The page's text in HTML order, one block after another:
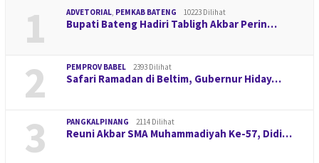
1 ADVETORIAL, PEMKAB BATENG 10223 Dilihat
Bupati Bateng Hadiri Tabligh Akbar Perin…
2 PEMPROV BABEL 2393 Dilihat
Safari Ramadan di Beltim, Gubernur Hiday…
3 PANGKALPINANG 2114 Dilihat
Reuni Akbar SMA Muhammadiyah Ke-57, Didi…